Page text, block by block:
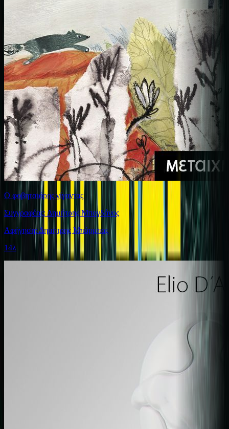
Ο φοβητσιάρης γίγαντας
Συγγραφέας: Δημήτρης Μπογδάνος
Αφήγηση: Δημήτρης Μπάρμπας
14λ